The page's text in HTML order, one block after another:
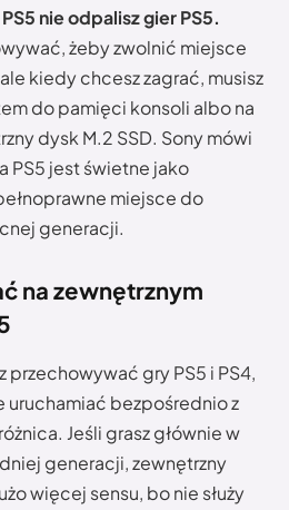
nie odpalisz gier PS5.
żeby zwolnić miejsce
kiedy chcesz zagrać, musisz
do pamięci konsoli albo na
dysk M.2 SSD. Sony mówi
PS5 jest świetne jako
miejsce do
generacji.
na zewnętrznym
przechowywać gry PS5 i PS4,
uruchamiać bezpośrednio z
Jeśli grasz głównie w
generacji, zewnętrzny
więcej sensu, bo nie służy